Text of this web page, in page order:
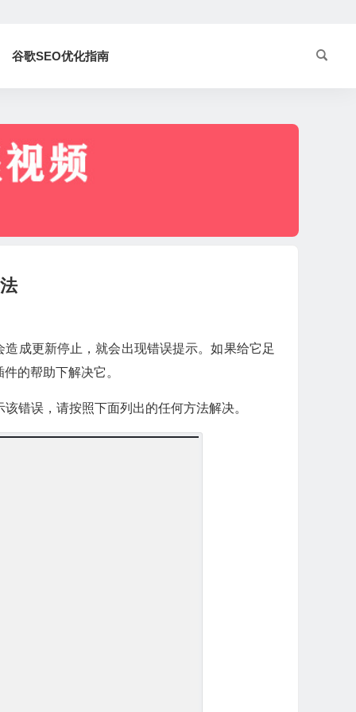
谷歌SEO优化指南
成更新停止，就会出现错误提示。如果给它足
的帮助下解决它。
错误，请按照下面列出的任何方法解决。